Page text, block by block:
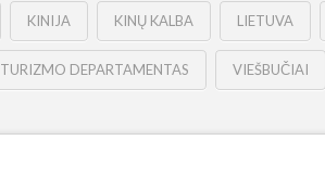
KINIJA KINŲ KALBA LIETUVA
TURIZMO DEPARTAMENTAS VIEŠBUČIAI